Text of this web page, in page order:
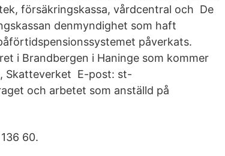
försäkringskassa, vårdcentral och De
denmyndighet som haft
påverkats.
i Brandbergen i Haninge som kommer
Skatteverket E-post: st-
och arbetet som anställd på
60.